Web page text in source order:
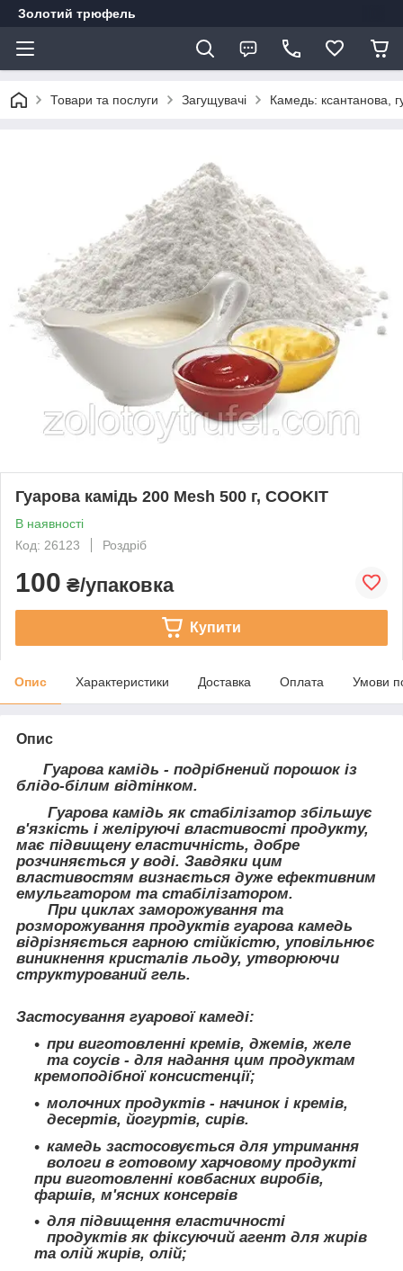
Золотий трюфель
Товари та послуги Загущувачі Камедь: ксантанова,
Гуарова камідь 200 Mesh 500 г, COOKIT
В наявності
Код: 26123
Роздріб
100 ₴/упаковка
Купити
Опис Характеристики Доставка Оплата Умови
Опис
Гуарова камідь - подрібнений порошок із
блідо-білим відтінком.
Гуарова камідь як стабілізатор збільшує
в'язкість і желіруючі властивості продукту,
має підвищену еластичність, добре
розчиняється у воді. Завдяки цим
властивостям визнається дуже ефективним
емульгатором та стабілізатором.
При циклах заморожування та
розморожування продуктів гуарова камедь
відрізняється гарною стійкістю, уповільнює
виникнення кристалів льоду, утворюючи
структурований гель.
Застосування гуарової камеді:
при виготовленні кремів, джемів, желе
та соусів - для надання цим продуктам
кремоподібної консистенції;
молочних продуктів - начинок і кремів,
десертів, йогуртів, сирів.
камедь застосовується для утримання
вологи в готовому харчовому продукті
при виготовленні ковбасних виробів,
фаршів, м'ясних консервів
для підвищення еластичності
продуктів як фіксуючий агент для жирів
та олій жирів, олій;